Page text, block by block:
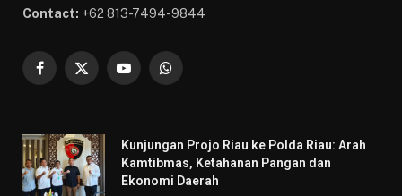
Contact: +62 813-7494-9844
Facebook
X
YouTubeWhatsApp
Kunjungan Projo Riau ke Polda Riau: Arah
Kamtibmas, Ketahanan Pangan dan
Ekonomi Daerah